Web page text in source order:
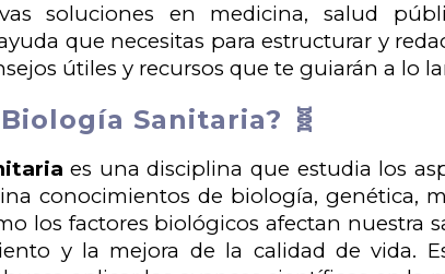
soluciones en medicina, salud
que necesitas para estructurar y
útiles y recursos que te guiarán a lo
Sanitaria? 🧬
es una disciplina que estudia los
conocimientos de biología, genética,
los factores biológicos afectan nuestra
y la mejora de la calidad de vida.